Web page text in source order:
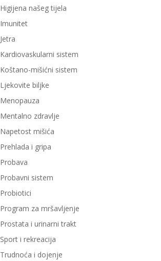
Higijena našeg tijela
Imunitet
Jetra
Kardiovaskularni sistem
Koštano-mišićni sistem
Ljekovite biljke
Menopauza
Mentalno zdravlje
Napetost mišića
Prehlada i gripa
Probava
Probavni sistem
Probiotici
Program za mršavljenje
Prostata i urinarni trakt
Sport i rekreacija
Trudnoća i dojenje